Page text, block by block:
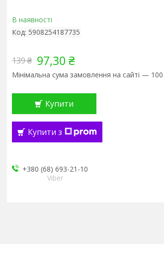
В наявності
Код: 5908254187735
139 ₴ 97,30 ₴
Мінімальна сума замовлення на сайті —
Купити
Купити з
+380 (68) 693-21-10
Viber